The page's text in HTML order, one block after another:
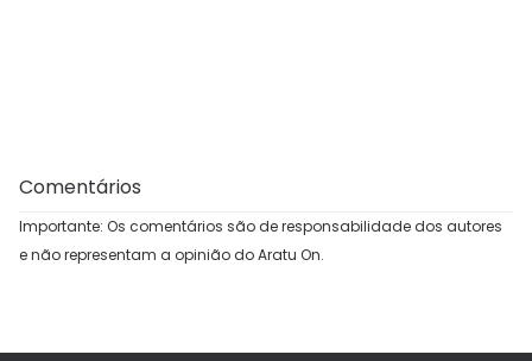
Comentários
Importante: Os comentários são de responsabilidade dos autores
e não representam a opinião do Aratu On.